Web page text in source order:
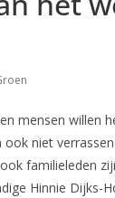
mensen willen
ook niet
familieleden
Hinnie Dijks-